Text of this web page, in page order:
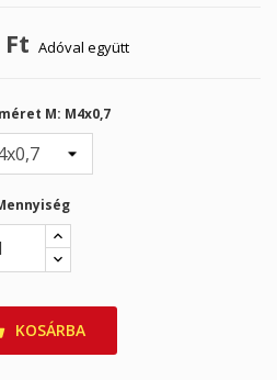
Ft Adóval együtt
M: M4x0,7
KOSÁRBA